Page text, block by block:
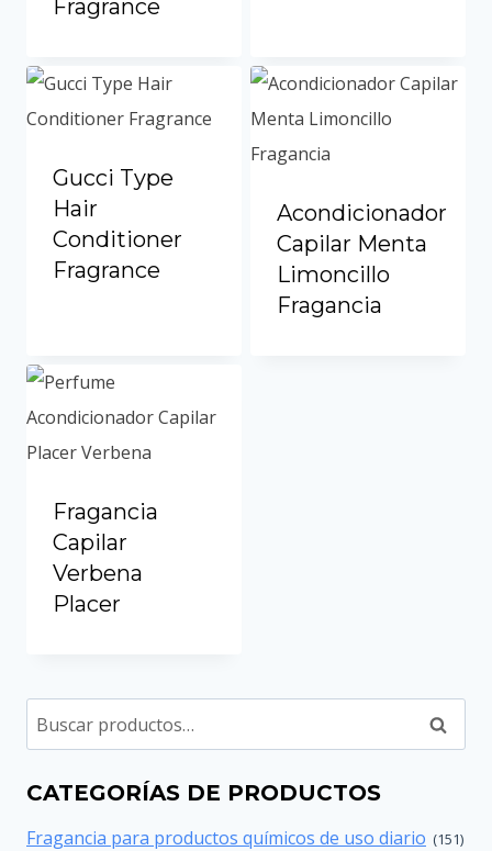
Fragrance
Gucci Type
Hair
Conditioner
Fragrance
Acondicionador
Capilar Menta
Limoncillo
Fragancia
Fragancia
Capilar
Verbena
Placer
Buscar
CATEGORÍAS DE PRODUCTOS
Fragancia para productos químicos de uso diario (151)